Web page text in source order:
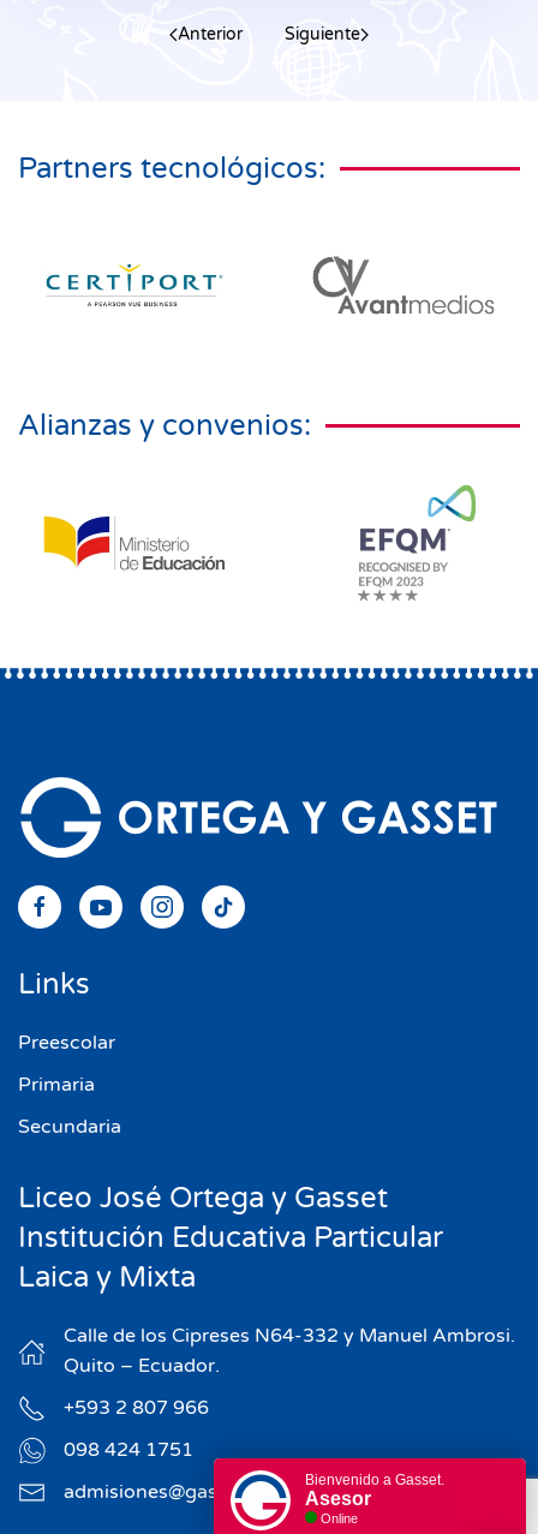
Anterior Siguiente
Partners tecnológicos:
Alianzas y convenios:
Links
Preescolar
Primaria
Secundaria
Liceo José Ortega y Gasset
Institución Educativa Particular
Laica y Mixta
Calle de los Cipreses N64-332 y Manuel Ambrosi.
Quito – Ecuador.
+593 2 807 966
098 424 1751
admisiones@gasset.edu.ecBienvenido a Gasset.
Asesor
Online